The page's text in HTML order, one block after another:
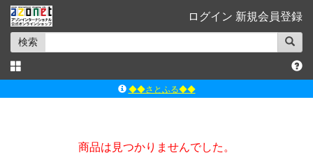
ログイン 新規会員登録
検索
◆◆さとふる◆◆
ｱｿﾞﾝｵﾝﾗｲﾝｼｮｯﾌﾟX
商品は見つかりませんでした。